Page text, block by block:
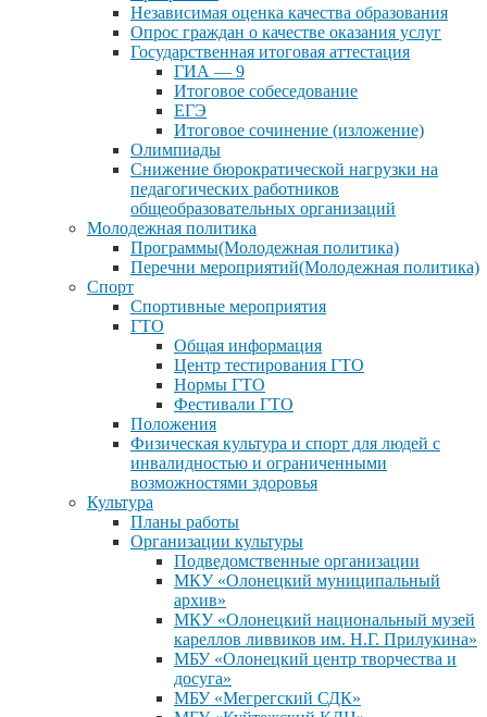
Независимая оценка качества образования
Опрос граждан о качестве оказания услуг
Государственная итоговая аттестация
ГИА — 9
Итоговое собеседование
ЕГЭ
Итоговое сочинение (изложение)
Олимпиады
Снижение бюрократической нагрузки на
педагогических работников
общеобразовательных организаций
Молодежная политика
Программы(Молодежная политика)
Перечни мероприятий(Молодежная политика)
Спорт
Спортивные мероприятия
ГТО
Общая информация
Центр тестирования ГТО
Нормы ГТО
Фестивали ГТО
Положения
Физическая культура и спорт для людей с
инвалидностью и ограниченными
возможностями здоровья
Культура
Планы работы
Организации культуры
Подведомственные организации
МКУ «Олонецкий муниципальный
архив»
МКУ «Олонецкий национальный музей
кареллов ливвиков им. Н.Г. Прилукина»
МБУ «Олонецкий центр творчества и
досуга»
МБУ «Мегрегский СДК»